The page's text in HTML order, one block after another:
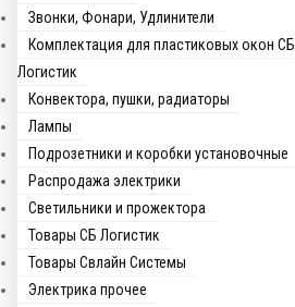
Звонки, Фонари, Удлинители
Комплектация для пластиковых окон СБ
Логистик
Конвектора, пушки, радиаторы
Лампы
Подрозетники и коробки установочные
Распродажа электрики
Светильники и прожектора
Товары СБ Логистик
Товары Свлайн Системы
Электрика прочее